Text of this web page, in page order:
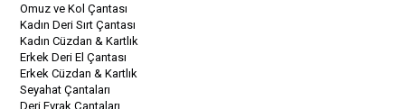
Omuz ve Kol Çantası
Kadın Deri Sırt Çantası
Kadın Cüzdan & Kartlık
Erkek Deri El Çantası
Erkek Cüzdan & Kartlık
Seyahat Çantaları
Deri Evrak Çantaları